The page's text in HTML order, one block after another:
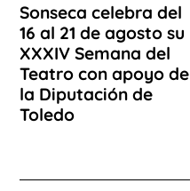
Sonseca celebra del
16 al 21 de agosto su
XXXIV Semana del
Teatro con apoyo de
la Diputación de
Toledo